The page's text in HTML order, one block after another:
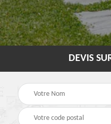
DEVIS